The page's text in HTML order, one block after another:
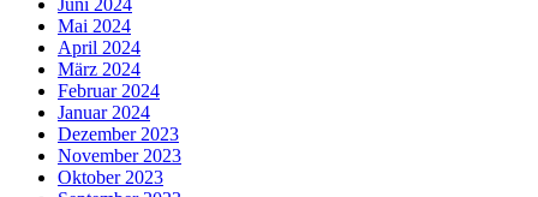
Juni 2024
Mai 2024
April 2024
März 2024
Februar 2024
Januar 2024
Dezember 2023
November 2023
Oktober 2023